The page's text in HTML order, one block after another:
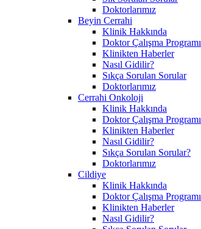
Doktorlarımız
Beyin Cerrahi
Klinik Hakkında
Doktor Çalışma Programı
Klinikten Haberler
Nasıl Gidilir?
Sıkça Sorulan Sorular
Doktorlarımız
Cerrahi Onkoloji
Klinik Hakkında
Doktor Çalışma Programı
Klinikten Haberler
Nasıl Gidilir?
Sıkça Sorulan Sorular?
Doktorlarımız
Cildiye
Klinik Hakkında
Doktor Çalışma Programı
Klinikten Haberler
Nasıl Gidilir?